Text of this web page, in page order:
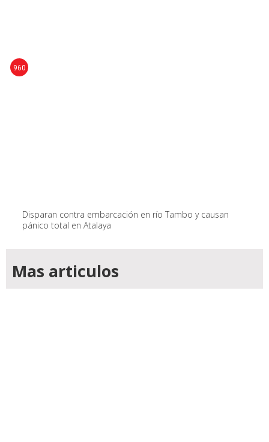
Disparan contra embarcación en río Tambo y causan
pánico total en Atalaya
960
Mas articulos